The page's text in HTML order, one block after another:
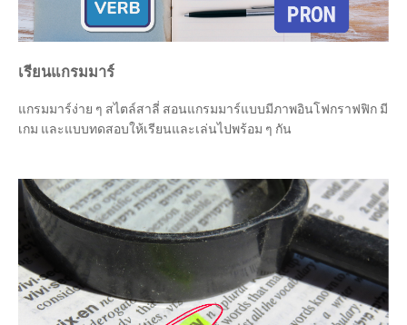
เรียนแกรมมาร์
แกรมมาร์ง่าย ๆ สไตล์สาลี่ สอนแกรมมาร์แบบมีภาพอินโฟกราฟฟิก มี
เกม และแบบทดสอบให้เรียนและเล่นไปพร้อม ๆ กัน